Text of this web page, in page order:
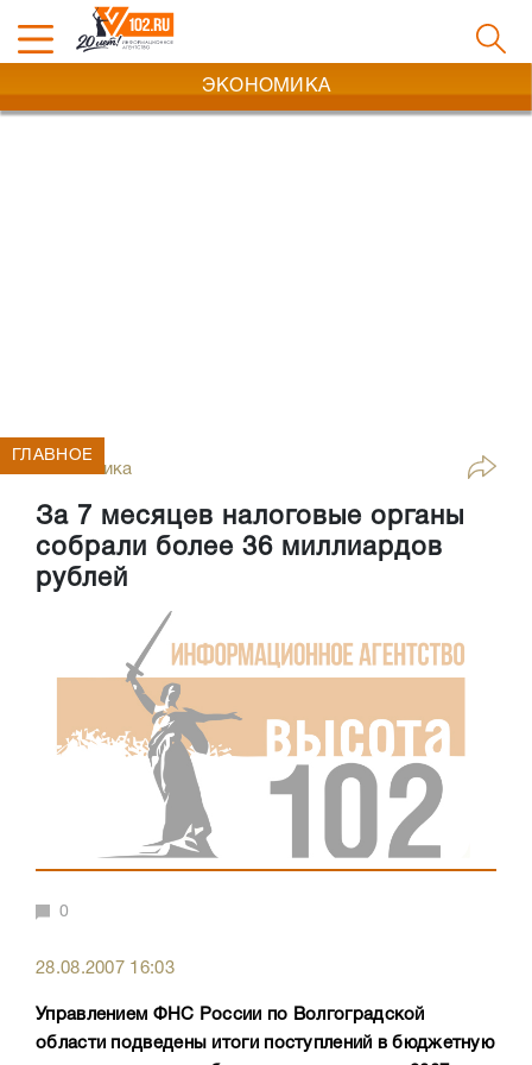
ЭКОНОМИКА
Экономика
За 7 месяцев налоговые органы
собрали более 36 миллиардов
рублей
ГЛАВНОЕ
0
28.08.2007 16:03
Управлением ФНС России по Волгоградской
области подведены итоги поступлений в бюджетную